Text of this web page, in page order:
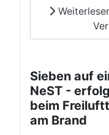
Sieben auf
NeST -
beim
am Brand